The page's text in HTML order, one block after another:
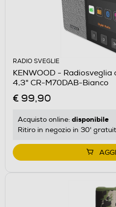
RADIO SVEGLIE
KENWOOD -
4,3" CR-M70DAB-Bianco
€ 99,90
Acquisto online: disponibile
Ritiro in negozio in 30'